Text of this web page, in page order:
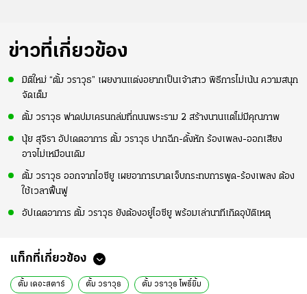
ข่าวที่เกี่ยวข้อง
มิติใหม่ “ตั้ม วราวุธ” เผยงานแต่งอยากเป็นเจ้าสาว พิธีการไม่เน้น ความสนุก
จัดเต็ม
ตั้ม วราวุธ ฟาดปมเครนถล่มที่ถนนพระราม 2 สร้างนานแต่ไม่มีคุณภาพ
นุ้ย สุจิรา อัปเดตอาการ ตั้ม วราวุธ ปากฉีก-ดั้งหัก ร้องเพลง-ออกเสียง
อาจไม่เหมือนเดิม
ตั้ม วราวุธ ออกจากไอซียู เผยอาการบาดเจ็บกระทบการพูด-ร้องเพลง ต้อง
ใช้เวลาฟื้นฟู
อัปเดตอาการ ตั้ม วราวุธ ยังต้องอยู่ไอซียู พร้อมเล่านาทีเกิดอุบัติเหตุ
แท็กที่เกี่ยวข้อง
ตั้ม เดอะสตาร์ ตั้ม วราวุธ ตั้ม วราวุธ โพธิ์ยิ้ม